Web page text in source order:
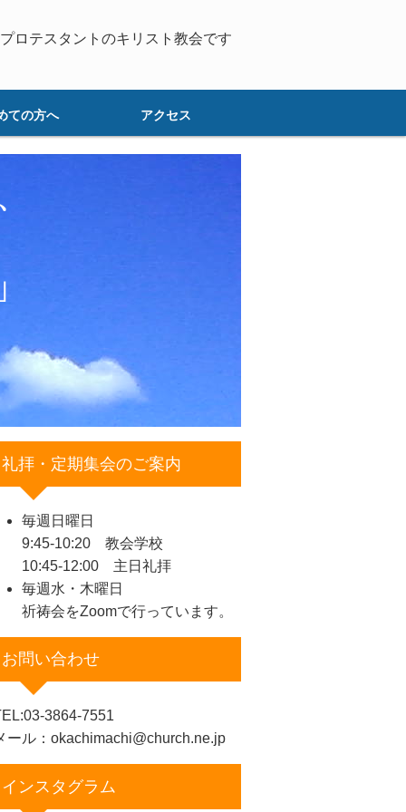
ロテスタントのキリスト教会です
ての方へ アクセス
礼拝・定期集会のご案内
毎週日曜日
9:45-10:20 教会学校
10:45-12:00 主日礼拝
毎週水・木曜日
祈祷会をZoomで行っています。
お問い合わせ
3864-7551
ール：okachimachi@church.ne.jp
インスタグラム